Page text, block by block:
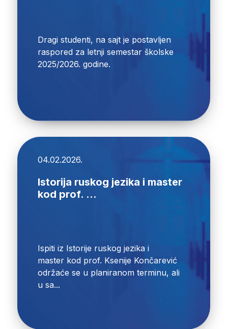
Dragi studenti, na sajt je postavljen
raspored za letnji semestar školske
2025/2026. godine.
04.02.2026.
Istorija ruskog jezika i master
kod prof. ...
Ispiti iz Istorije ruskog jezika i
master kod prof. Ksenije Končarević
održaće se u planiranom terminu, ali
u sa...